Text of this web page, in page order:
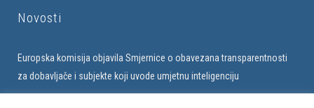
Novosti
Europska komisija objavila Smjernice o obavezana transparentnosti
za dobavljače i subjekte koji uvode umjetnu inteligenciju